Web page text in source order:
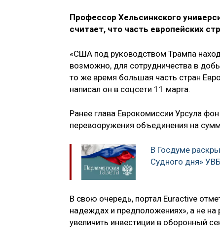
Профессор Хельсинкского
считает, что часть европейских
«США под руководством Трампа
возможно, для сотрудничества в
то же время большая часть стран
написал он в соцсети 11 марта.
Ранее глава Еврокомиссии Урсула
перевооружения объединения на
В Госдуме
Судного дня»
В свою очередь, портал Euractive
надеждах и предположениях», а не
увеличить инвестиции в оборонный